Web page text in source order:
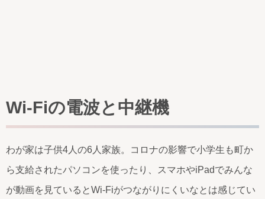
Wi-Fiの電波と中継機
わが家は子供4人の6人家族。コロナの影響で小学生も町か
ら支給されたパソコンを使ったり、スマホやiPadでみんな
が動画を見ているとWi-Fiがつながりにくいなとは感じてい